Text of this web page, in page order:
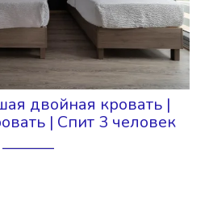
двойная кровать |
| Спит 3 человек